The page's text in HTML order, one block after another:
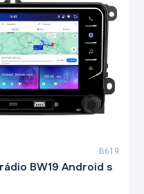
BW19 Android s
B619